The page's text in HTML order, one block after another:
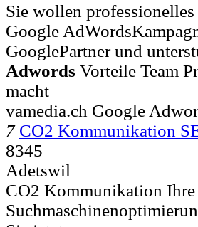
Sie wollen
Google
GooglePartner und
Adwords Vorteile Team
macht
vamedia.ch Google
7 CO2 Kommunikation
8345
Adetswil
CO2 Kommunikation